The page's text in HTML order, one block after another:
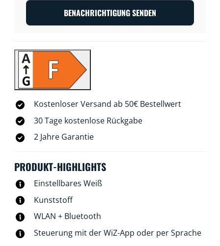
BENACHRICHTIGUNG SENDEN
Kostenloser Versand ab 50€ Bestellwert
30 Tage kostenlose Rückgabe
2 Jahre Garantie
PRODUKT-HIGHLIGHTS
Einstellbares Weiß
Kunststoff
WLAN + Bluetooth
Steuerung mit der WiZ-App oder per Sprache